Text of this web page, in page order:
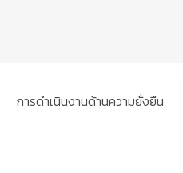
การดำเนินงานด้านความยั่งยืน